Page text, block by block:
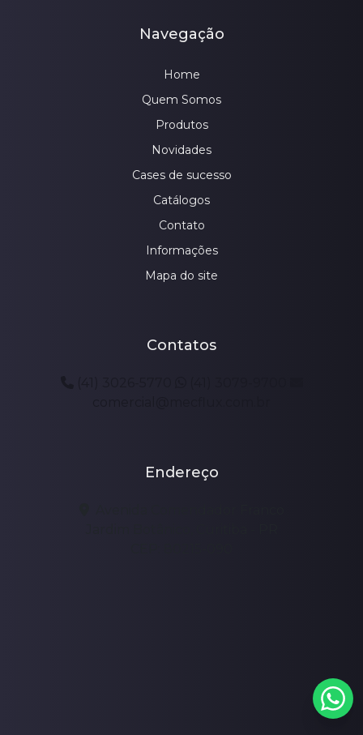
Navegação
Home
Quem Somos
Produtos
Novidades
Cases de sucesso
Catálogos
Contato
Informações
Mapa do site
Contatos
Endereço